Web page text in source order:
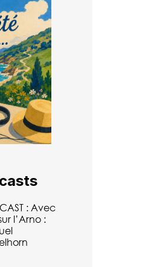
: Avec
l’Arno :